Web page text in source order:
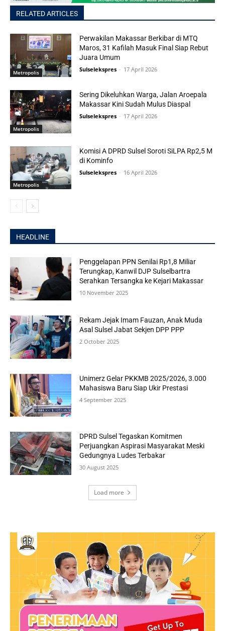
RELATED ARTICLES
Metropolis
Perwakilan Makassar Berkibar di MTQ
Maros, 31 Kafilah Masuk Final Siap Rebut
Juara Umum
Sulselekspres - 17 April 2026
Metropolis
Sering Dikeluhkan Warga, Jalan Aroepala
Makassar Kini Sudah Mulus Diaspal
Sulselekspres - 17 April 2026
Metropolis
Komisi A DPRD Sulsel Soroti SiLPA Rp2,5 M
di Kominfo
Sulselekspres - 16 April 2026
HEADLINE
Penggelapan PPN Senilai Rp1,8 Miliar
Terungkap, Kanwil DJP Sulselbartra
Serahkan Tersangka ke Kejari Makassar
10 November 2025
Rekam Jejak Imam Fauzan, Anak Muda
Asal Sulsel Jabat Sekjen DPP PPP
2 October 2025
Unimerz Gelar PKKMB 2025/2026, 3.000
Mahasiswa Baru Siap Ukir Prestasi
4 September 2025
DPRD Sulsel Tegaskan Komitmen
Perjuangkan Aspirasi Masyarakat Meski
Gedungnya Ludes Terbakar
30 August 2025
Load more